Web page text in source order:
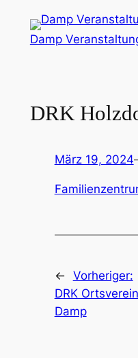
Inhalt
Damp
DRK
März 19, 2024
← Vorheriger:
DRK Ortsverein
Damp